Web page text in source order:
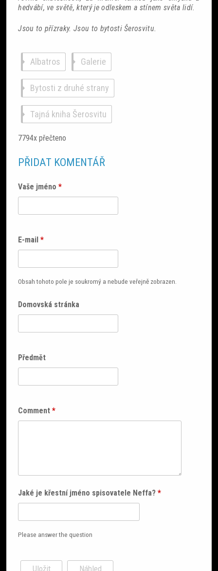
hedvábí, ve světě, který je odleskem a stínem světa lidí.
Jsou to přízraky. Jsou to bytosti Šerosvitu.
Albatros Galerie
Bytosti z druhé strany
Tajná kniha Šerosvitu
7794x přečteno
PŘIDAT KOMENTÁŘ
Vaše jméno*
E-mail*
Obsah tohoto pole je soukromý a nebude veřejně zobrazen.
Domovská stránka
Předmět
Comment*
Jaké je křestní jméno spisovatele Neffa?*
Please answer the question